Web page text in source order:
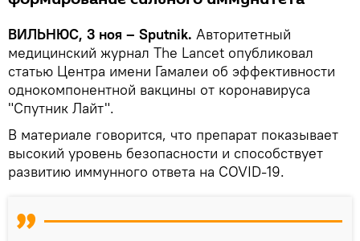
ВИЛЬНЮС, 3 ноя – Sputnik. Авторитетный
медицинский журнал The Lancet опубликовал
статью Центра имени Гамалеи об эффективности
однокомпонентной вакцины от коронавируса
"Спутник Лайт".
В материале говорится, что препарат показывает
высокий уровень безопасности и способствует
развитию иммунного ответа на COVID-19.